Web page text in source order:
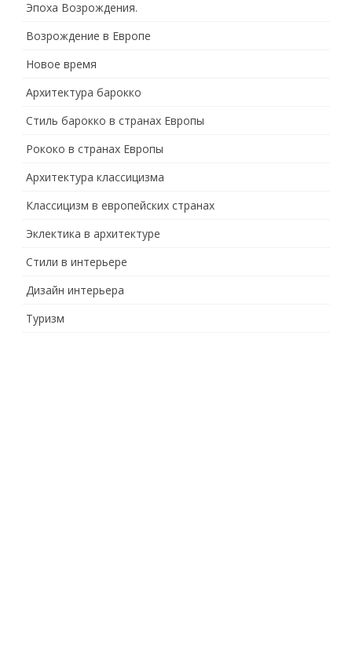
Эпоха Возрождения.
Возрождение в Европе
Новое время
Архитектура барокко
Стиль барокко в странах Европы
Рококо в странах Европы
Архитектура классицизма
Классицизм в европейских странах
Эклектика в архитектуре
Стили в интерьере
Дизайн интерьера
Туризм